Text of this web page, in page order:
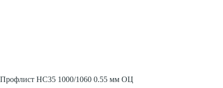
Профлист НС35 1000/1060 0.55 мм ОЦ